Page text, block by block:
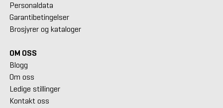
Personaldata
Garantibetingelser
Brosjyrer og kataloger
OM OSS
Blogg
Om oss
Ledige stillinger
Kontakt oss